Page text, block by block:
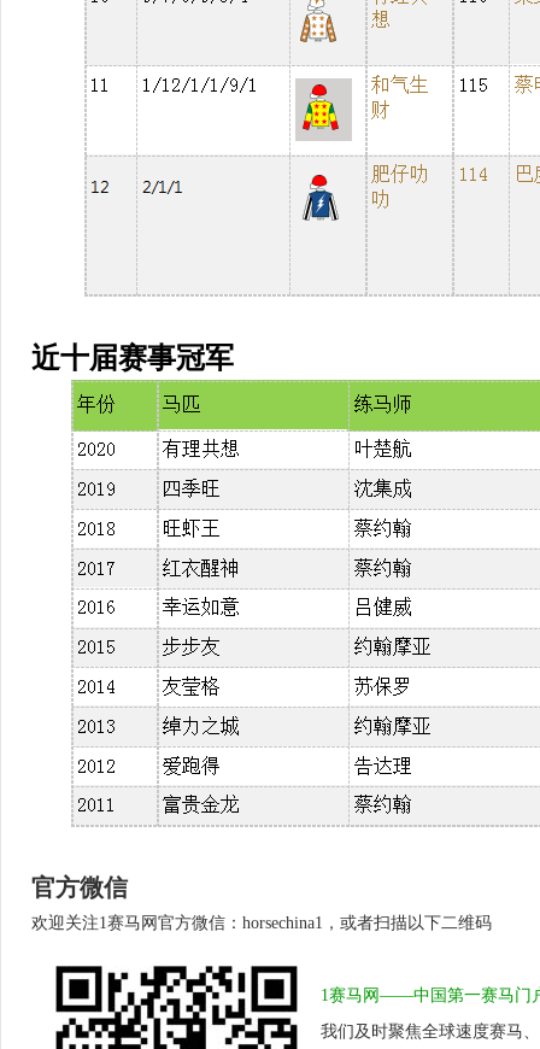
近十届赛事冠军
官方微信
欢迎关注1赛马网官方微信：horsechina1，或者扫描以下二维码
1赛马网——中国第一赛马门
我们及时聚焦全球速度赛马